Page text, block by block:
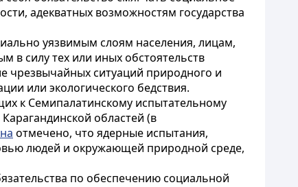
адекватных возможностям государства
уязвимым слоям населения, лицам,
силу тех или иных обстоятельств
чрезвычайных ситуаций природного и
или экологического бедствия.
к Семипалатинскому испытательному
областей (в
отмечено, что ядерные испытания,
людей и окружающей природной среде,
по обеспечению социальной